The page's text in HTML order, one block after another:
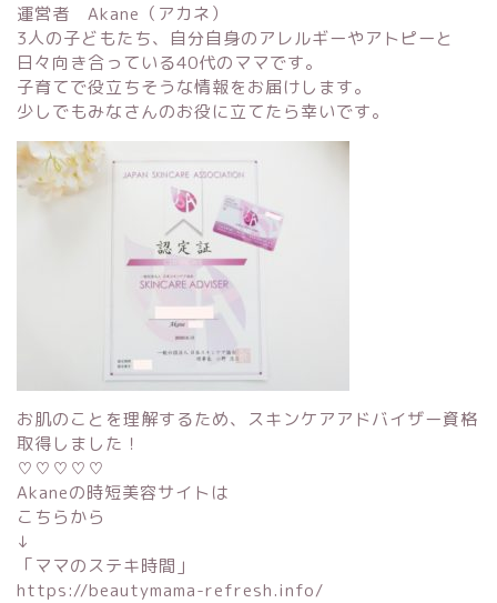
運営者 Akane（アカネ）
3人の子どもたち、自分自身のアレルギーやアトピーと
日々向き合っている40代のママです。
子育てで役立ちそうな情報をお届けします。
少しでもみなさんのお役に立てたら幸いです。
お肌のことを理解するため、スキンケアアドバイザー資格
取得しました！
♡♡♡♡♡
Akaneの時短美容サイトは
こちらから
↓
「ママのステキ時間 」
https://beautymama-refresh.info/